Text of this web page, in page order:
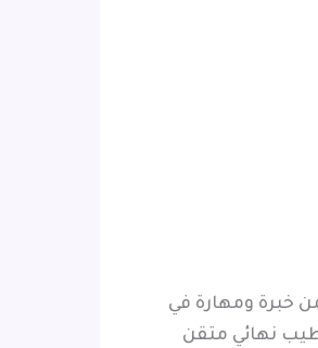
خبرة ومهارة في
نهائي متقن